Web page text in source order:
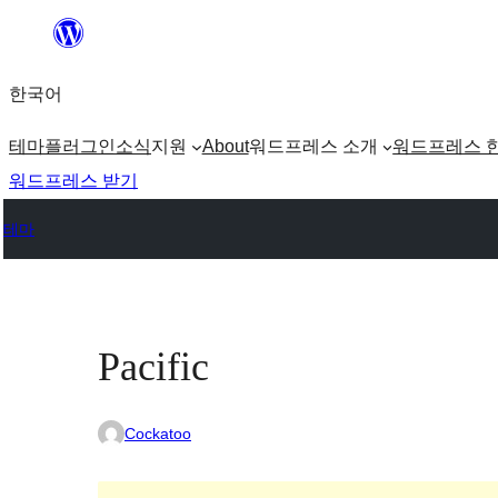
츠
로
가
한국어
테마플러그인소식지원 About워드프레스 소개 워드프레스
워드프레스 받기
테마
Pacific
Cockatoo